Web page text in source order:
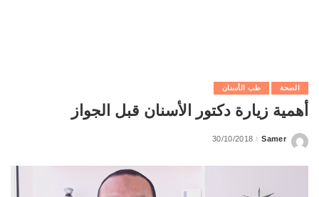
الصحة طب الأسنان
أهمية زيارة دكتور الأسنان قبل الجواز
Posted
Samer
30/10/2018